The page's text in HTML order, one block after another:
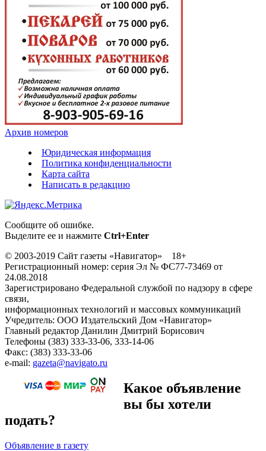
Архив номеров
Юридическая информация
Политика конфиденциальности
Карта сайта
Написать в редакцию
Сообщите об ошибке.
Выделите ее и нажмите Ctrl+Enter
© 2003-2019 Сайт газеты «Навигатор» 18+
Регистрационный номер: серия Эл № ФС77-73469 от
24.08.2018
Зарегистрировано Федеральной службой по надзору в сфере
связи,
информационных технологий и массовых коммуникаций
Учредитель: ООО Издательский Дом «Навигатор»
Главный редактор Данилин Дмитрий Борисович
Телефоны (383) 333-33-06, 333-14-06
Факс: (383) 333-33-06
e-mail: gazeta@navigato.ru
Какое объявление
вы бы хотели
подать?
Объявление в газету